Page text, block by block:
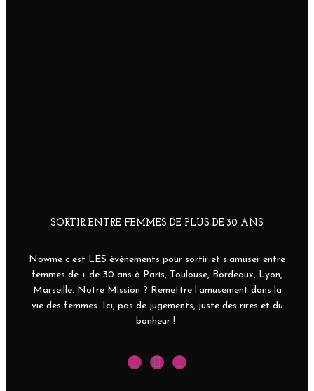
SORTIR ENTRE FEMMES DE PLUS DE 30 ANS
Nowme c’est LES événements pour sortir et s’amuser entre
femmes de + de 30 ans à Paris, Toulouse, Bordeaux, Lyon,
Marseille. Notre Mission ? Remettre l’amusement dans la
vie des femmes. Ici, pas de jugements, juste des rires et du
bonheur !